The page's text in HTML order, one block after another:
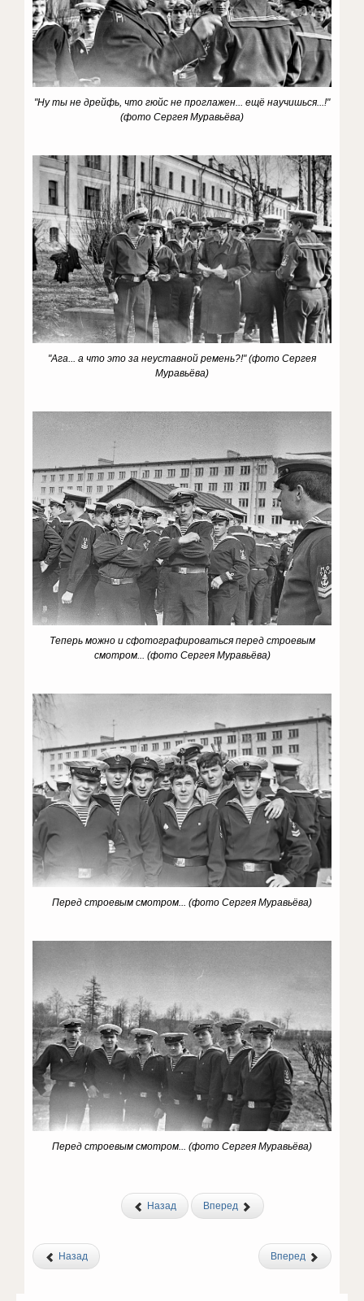
"Ну ты не дрейфь, что гюйс не проглажен... ещё научишься...!"
(фото Сергея Муравьёва)
"Ага... а что это за неуставной ремень?!"(фото Сергея
Муравьёва)
Теперь можно и сфотографироваться перед строевым
смотром...
(фото Сергея Муравьёва)
Перед строевым смотром... (фото Сергея Муравьёва)
Перед строевым смотром... (фото Сергея Муравьёва)
Назад Вперед
Назад Вперед